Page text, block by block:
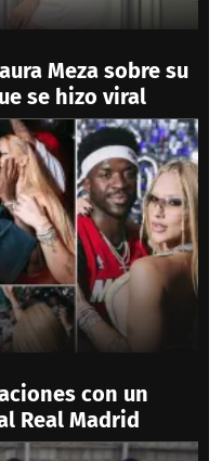
Meza sobre su
se hizo viral
con un
Real Madrid